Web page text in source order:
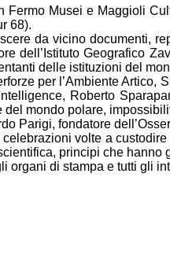
Musei e Maggioli
68).
da vicino documenti,
dell’Istituto Geografico
delle istituzioni del
per l’Ambiente
Roberto
mondo polare,
Parigi, fondatore
volte a
principi che
organi di stampa e tutti